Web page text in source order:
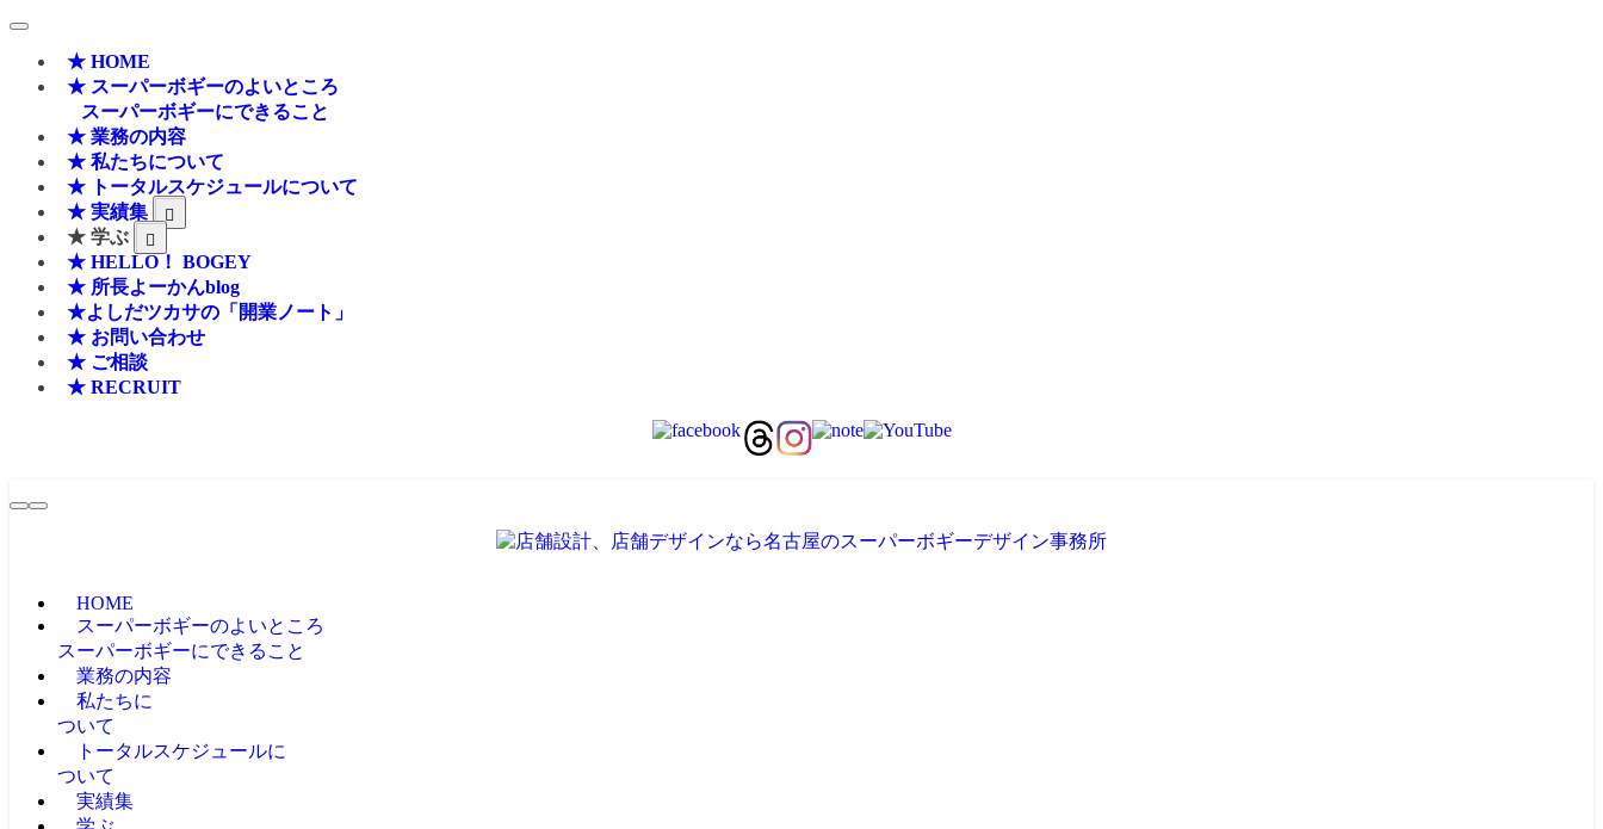
★ HOME
★ スーパーボギーのよいところ
スーパーボギーにできること
★ 業務の内容
★ 私たちについて
★ トータルスケジュールについて
★ 実績集
★ 学ぶ
★ HELLO！ BOGEY
★ 所長よーかんblog
★よしだツカサの「開業ノート」
★ お問い合わせ
★ ご相談
★ RECRUIT
HOME
スーパーボギーのよいところ
スーパーボギーにできること
業務の内容
私たちに
ついて
トータルスケジュールに
ついて
実績集